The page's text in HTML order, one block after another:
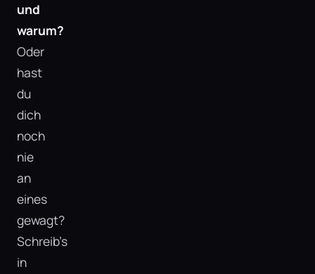
und
warum?
Oder
hast
du
dich
noch
nie
an
eines
gewagt?
Schreib’s
in